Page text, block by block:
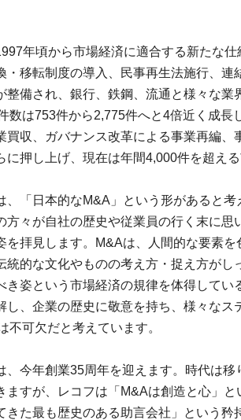
年頃から市場経済に適合する新たな
・移転制度の導入、民事再生法施行、
整備され、銀行、鉄鋼、流通と様々な
数は753件から2,775件へと4倍近く成
買収、ガバナンス改革による事業再編
に押し上げ、現在は年間4,000件を超え
、「日本的なM&A」という形があると
方々が自社の歴史や従業員の行く末に
を拝見します。M&Aは、人間的な要素
統的な文化やものの考え方・捉え方が
き姿という市場経済の規律を体得して
し、企業の歴史に敬意を持ち、様々な
不可欠だと考えています。
、今年創業35周年を迎えます。時代は
ますが、レコフは「M&Aは創造と心」
きた最も歴史のある助言会社」という矜